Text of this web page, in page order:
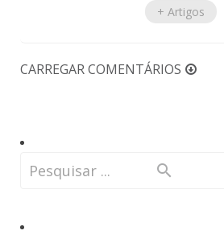
+ Artigos
CARREGAR COMENTÁRIOS